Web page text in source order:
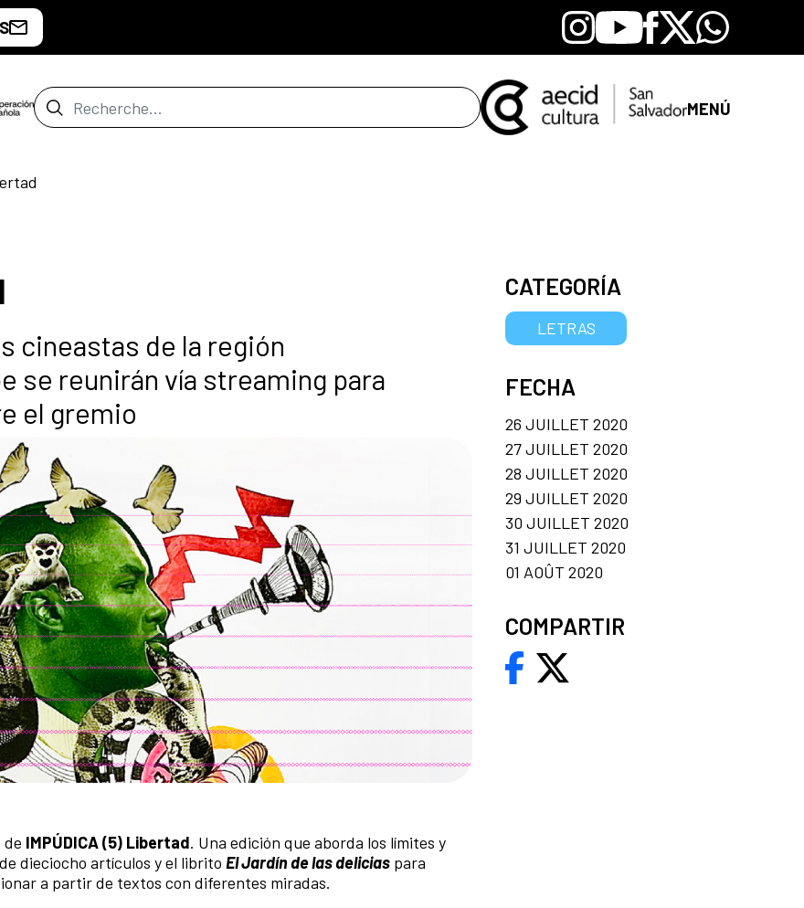
Instagram
YoutubeFacebook
X Whatsapp
Barre de recherche MENÚ
cineastas de la región
se reunirán vía streaming para
el gremio
de IMPÚDICA (5) Libertad. Una edición que aborda los límites y
dieciocho artículos y el librito El Jardín de las delicias para
a partir de textos con diferentes miradas.
CATEGORÍA
LETRAS
FECHA
26 JUILLET 2020
27 JUILLET 2020
28 JUILLET 2020
29 JUILLET 2020
30 JUILLET 2020
31 JUILLET 2020
01 AOÛT 2020
COMPARTIR